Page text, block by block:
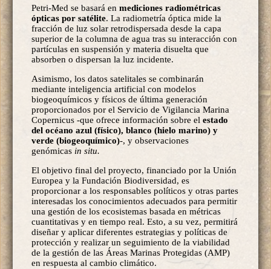
Petri-Med se basará en mediciones radiométricas
ópticas por satélite. La radiometría óptica mide la
fracción de luz solar retrodispersada desde la capa
superior de la columna de agua tras su interacción con
partículas en suspensión y materia disuelta que
absorben o dispersan la luz incidente.
Asimismo, los datos satelitales se combinarán
mediante inteligencia artificial con modelos
biogeoquímicos y físicos de última generación
proporcionados por el Servicio de Vigilancia Marina
Copernicus -que ofrece información sobre el estado
del océano azul (físico), blanco (hielo marino) y
verde (biogeoquímico)-, y observaciones
genómicas in situ.
El objetivo final del proyecto, financiado por la Unión
Europea y la Fundación Biodiversidad, es
proporcionar a los responsables políticos y otras partes
interesadas los conocimientos adecuados para permitir
una gestión de los ecosistemas basada en métricas
cuantitativas y en tiempo real. Esto, a su vez, permitirá
diseñar y aplicar diferentes estrategias y políticas de
protección y realizar un seguimiento de la viabilidad
de la gestión de las Áreas Marinas Protegidas (AMP)
en respuesta al cambio climático.